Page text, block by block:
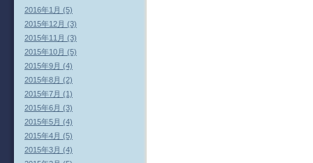
2016年1月 (5)
2015年12月 (3)
2015年11月 (3)
2015年10月 (5)
2015年9月 (4)
2015年8月 (2)
2015年7月 (1)
2015年6月 (3)
2015年5月 (4)
2015年4月 (5)
2015年3月 (4)